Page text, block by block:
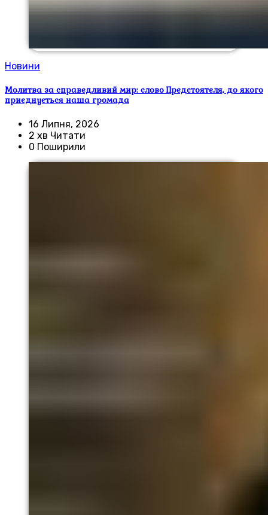
Новини
Молитва за справедливий мир: слово Предстоятеля, до якого
приєднується наша громада
16 Липня, 2026
2 хв Читати
0 Поширили